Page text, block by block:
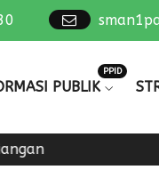
PUBLIK
PPID